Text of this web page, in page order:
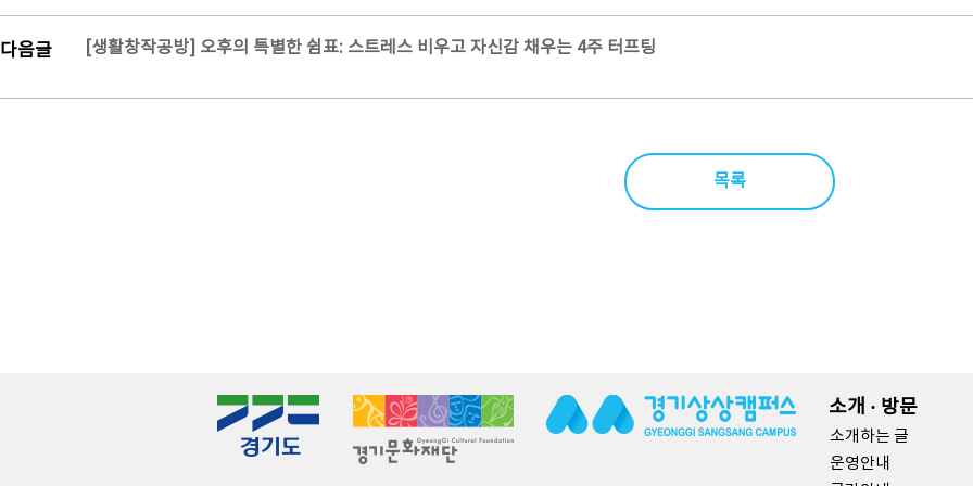
다음글 [생활창작공방] 오후의 특별한 쉼표: 스트레스 비우고 자신감 채우는 4주 터프팅
목록
소개 · 방문
소개하는 글
운영안내